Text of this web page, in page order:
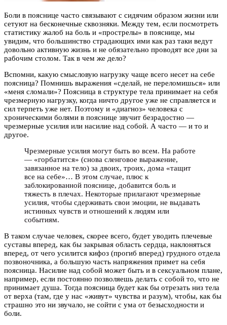
Боли в пояснице часто связывают с сидячим образом жизни или
сетуют на бесконечные сквозняки. Между тем, если посмотреть
статистику жалоб на боль и «прострелы» в пояснице, мы
увидим, что большинство страдающих ими как раз таки ведут
довольно активную жизнь и не обязательно проводят все дни за
рабочим столом. Так в чем же дело?
Вспомни, какую смысловую нагрузку чаще всего несет на себе
поясница? Помнишь выражения «сделай, не переломишься» или
«меня сломали»? Поясница в структуре тела принимает на себя
чрезмерную нагрузку, когда ничто другое уже не справляется и
сил терпеть уже нет. Поэтому и «диагноз» человека с
хроническими болями в пояснице звучит безрадостно —
чрезмерные усилия или насилие над собой. А часто — и то и
другое.
Чрезмерные усилия могут быть во всем. На работе
— «горбатится» (снова сленговое выражение,
завязанное на тело) за двоих, троих, дома «тащит
все на себе»… В этом случае, плюс к
заблокированной пояснице, добавится боль и
тяжесть в плечах. Некоторые прилагают чрезмерные
усилия, чтобы сдерживать свои эмоции, не выдавать
истинных чувств и отношений к людям или
событиям.
В таком случае человек, скорее всего, будет уводить плечевые
суставы вперед, как бы закрывая область сердца, наклоняться
вперед, от чего усилится кифоз (прогиб вперед) грудного отдела
позвоночника, а большую часть напряжения примет на себя
поясница. Насилие над собой может быть и в сексуальном плане,
например, если постоянно позволяешь делать с собой то, что не
принимает душа. Тогда поясница будет как бы отрезать низ тела
от верха (там, где у нас «живут» чувства и разум), чтобы, как бы
страшно это ни звучало, не сойти с ума от безысходности и
боли.